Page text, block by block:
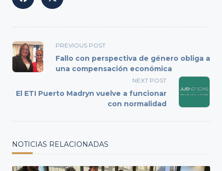
<span
class="nav-
subtitle
reader-
PREVIOUS POST
Fallo con perspectiva de género obliga a
una compensación económica
NEXT POST
El ETI Puerto Madryn vuelve a funcionar
con normalidad
NOTICIAS RELACIONADAS